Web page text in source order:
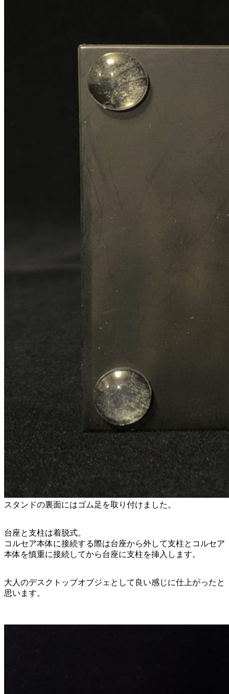
スタンドの裏面にはゴム足を取り付けました。
台座と支柱は着脱式。
コルセア本体に接続する際は台座から外して支柱とコルセア
本体を慎重に接続してから台座に支柱を挿入します。
大人のデスクトップオブジェとして良い感じに仕上がったと
思います。